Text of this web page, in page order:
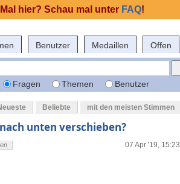
Benutzer Medaillen Offen
Fragen Themen Benutzer
Beliebte mit den meisten Stimmen
unten verschieben?
07 Apr '19, 15:23
hier? Schau mal unter FAQ!